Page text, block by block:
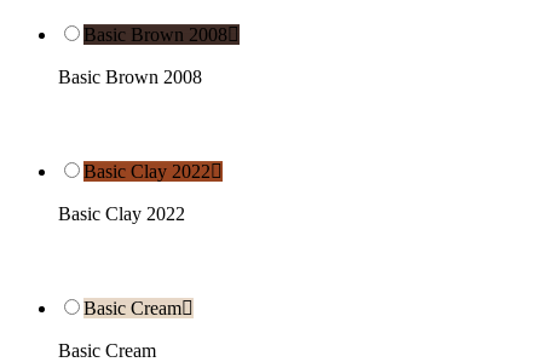
Basic Brown 2008
Basic Brown 2008
Basic Clay 2022
Basic Clay 2022
Basic Cream
Basic Cream